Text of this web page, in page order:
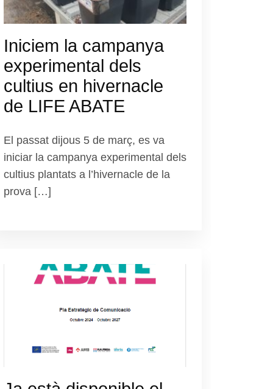
Iniciem la campanya
experimental dels
cultius en hivernacle
de LIFE ABATE
El passat dijous 5 de març, es va
iniciar la campanya experimental dels
cultius plantats a l’hivernacle de la
prova […]